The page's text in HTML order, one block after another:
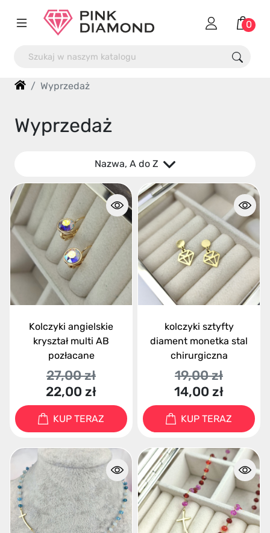
0
Wyprzedaż
Wyprzedaż
Nazwa, A do Z
Kolczyki angielskie
kryształ multi AB
pozłacane
27,00 zł
22,00 zł
KUP TERAZ
kolczyki sztyfty
diament monetka stal
chirurgiczna
19,00 zł
14,00 zł
KUP TERAZ